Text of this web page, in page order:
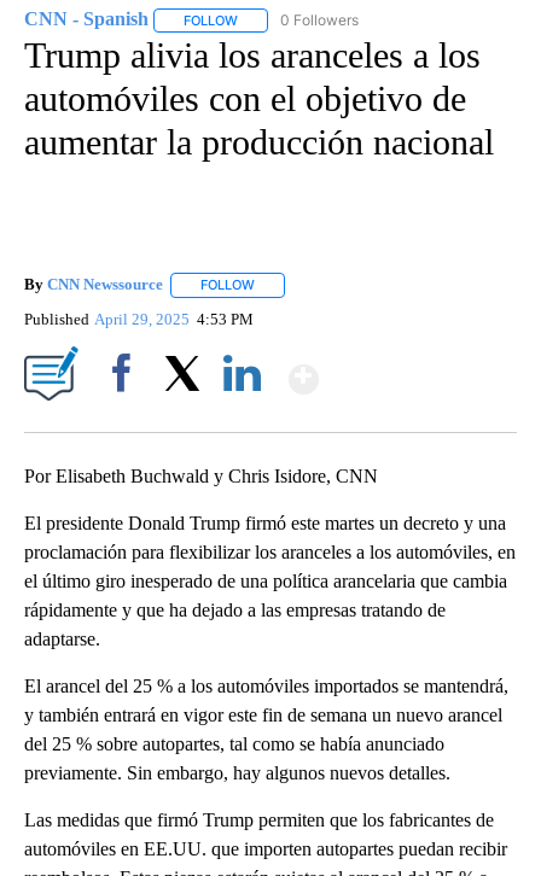
CNN - Spanish FOLLOW FOLLOW "CNN - SPANISH" TO RECEIVE
0 Followers
Trump alivia los aranceles a los
automóviles con el objetivo de
aumentar la producción nacional
By CNN Newssource FOLLOW
Published April 29, 2025 4:53 PM
Por Elisabeth Buchwald y Chris Isidore, CNN
El presidente Donald Trump firmó este martes un decreto y una
proclamación para flexibilizar los aranceles a los automóviles, en
el último giro inesperado de una política arancelaria que cambia
rápidamente y que ha dejado a las empresas tratando de
adaptarse.
El arancel del 25 % a los automóviles importados se mantendrá,
y también entrará en vigor este fin de semana un nuevo arancel
del 25 % sobre autopartes, tal como se había anunciado
previamente. Sin embargo, hay algunos nuevos detalles.
Las medidas que firmó Trump permiten que los fabricantes de
automóviles en EE.UU. que importen autopartes puedan recibir